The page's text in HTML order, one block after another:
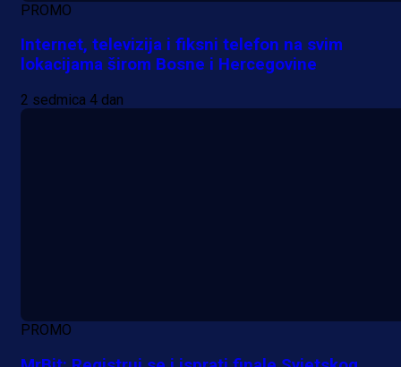
PROMO
Internet, televizija i fiksni telefon na svim
lokacijama širom Bosne i Hercegovine
2 sedmica 4 dan
PROMO